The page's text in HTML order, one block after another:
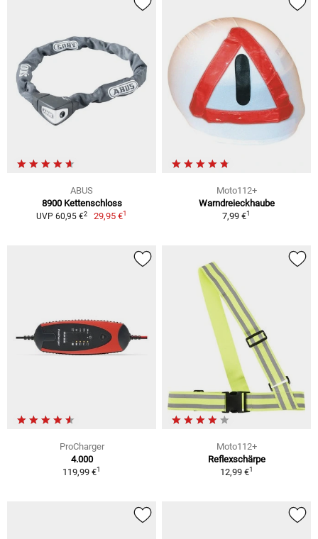
ABUS
8900 Kettenschloss
UVP 60,95 €2 29,95 €1
Moto112+
Warndreieckhaube
7,99 €1
ProCharger
4.000
119,99 €1
Moto112+
Reflexschärpe
12,99 €1